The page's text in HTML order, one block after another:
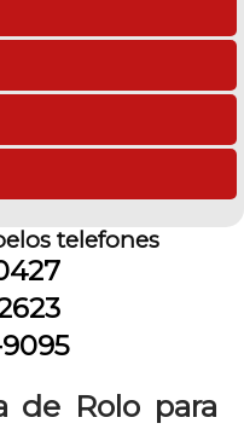
telefones
de Rolo para